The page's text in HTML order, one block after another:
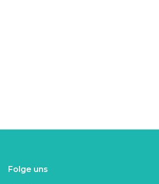
Folge uns